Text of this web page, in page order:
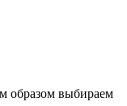
образом выбираем